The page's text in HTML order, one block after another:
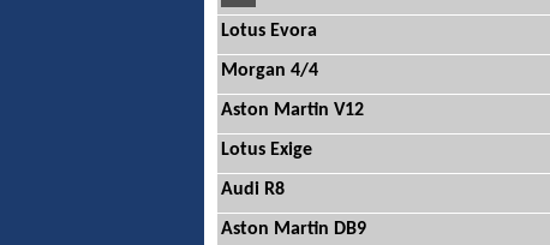
Lotus Evora
Morgan 4/4
Aston Martin V12
Lotus Exige
Audi R8
Aston Martin DB9